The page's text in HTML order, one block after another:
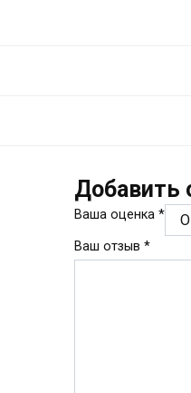
Добавить
Ваша оценка*
Ваш отзыв*